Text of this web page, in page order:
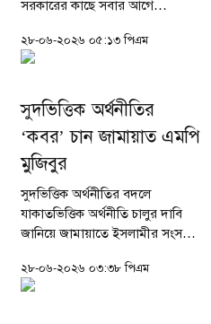
সরকারের কাছে সবার আগে
মানুষের জীবন ও স্বাস্থ্য। তাই
স্বাস্থ্যসেবায় অবহেলা, গাফিলতি
২৮-০৬-২০২৬ ০৫:১৩ পিএম
সুদভিত্তিক অর্থনীতির
‘কবর’ চান জামায়াত এমপি
মুজিবুর
সুদভিত্তিক অর্থনীতির বদলে
যাকাতভিত্তিক অর্থনীতি চালুর দাবি
জানিয়ে জামায়াতে ইসলামীর সংসদ
ছাড়াও অর্থনীতি চলতে পারে।
বাংলাদেশে সুদভিত্তিক অর্থনীতির
২৮-০৬-২০২৬ ০৩:৩৮ পিএম